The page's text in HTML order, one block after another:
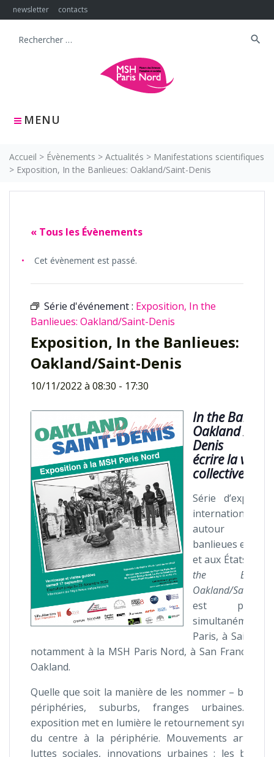
Skip
to
newsletter contacts
MENU
Search
search
Accueil > Évènements > Actualités > Manifestations scientifiques
> Exposition, In the Banlieues: Oakland/Saint-Denis
« Tous les Évènements
Cet évènement est passé.
Série d'événement : Exposition, In the
Banlieues: Oakland/Saint-Denis
Exposition, In the Banlieues:
Oakland/Saint-Denis
10/11/2022 à 08:30 - 17:30
In the
Oakland /
Denis
écrire la ville
collectivement
Série
internationales
autour
banlieues en
et aux États-
the
Oakland/Saint-
est
Paris, à Saint-
notamment à la MSH Paris Nord, à San Francisco
Oakland.
Quelle que soit la manière de les nommer –
périphéries, suburbs, franges urbaines…
exposition met en lumière le retournement
du centre à la périphérie. Mouvements
luttes sociales, innovations urbaines : les